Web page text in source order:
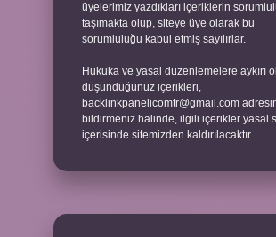
üyelerimiz yazdıkları içeriklerin
taşımakta olup, siteye üye olarak bu
sorumluluğu kabul etmiş sayılırlar.
Hukuka ve yasal düzenlemelere aykırı
düşündüğünüz içerikleri,
backlinkpanelicomtr@gmail.com
bildirmeniz halinde, ilgili içerikler yasal
içerisinde sitemizden kaldırılacaktır.